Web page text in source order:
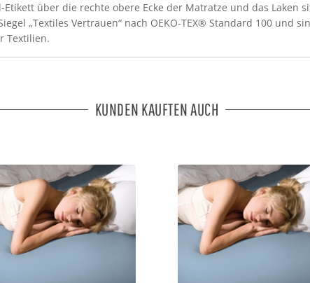
Etikett über die rechte obere Ecke der Matratze und das Laken
„Textiles Vertrauen“ nach OEKO-TEX® Standard 100 und
Textilien.
KUNDEN KAUFTEN AUCH